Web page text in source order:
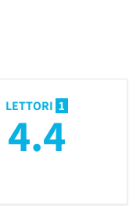
LETTORI 1
4.4